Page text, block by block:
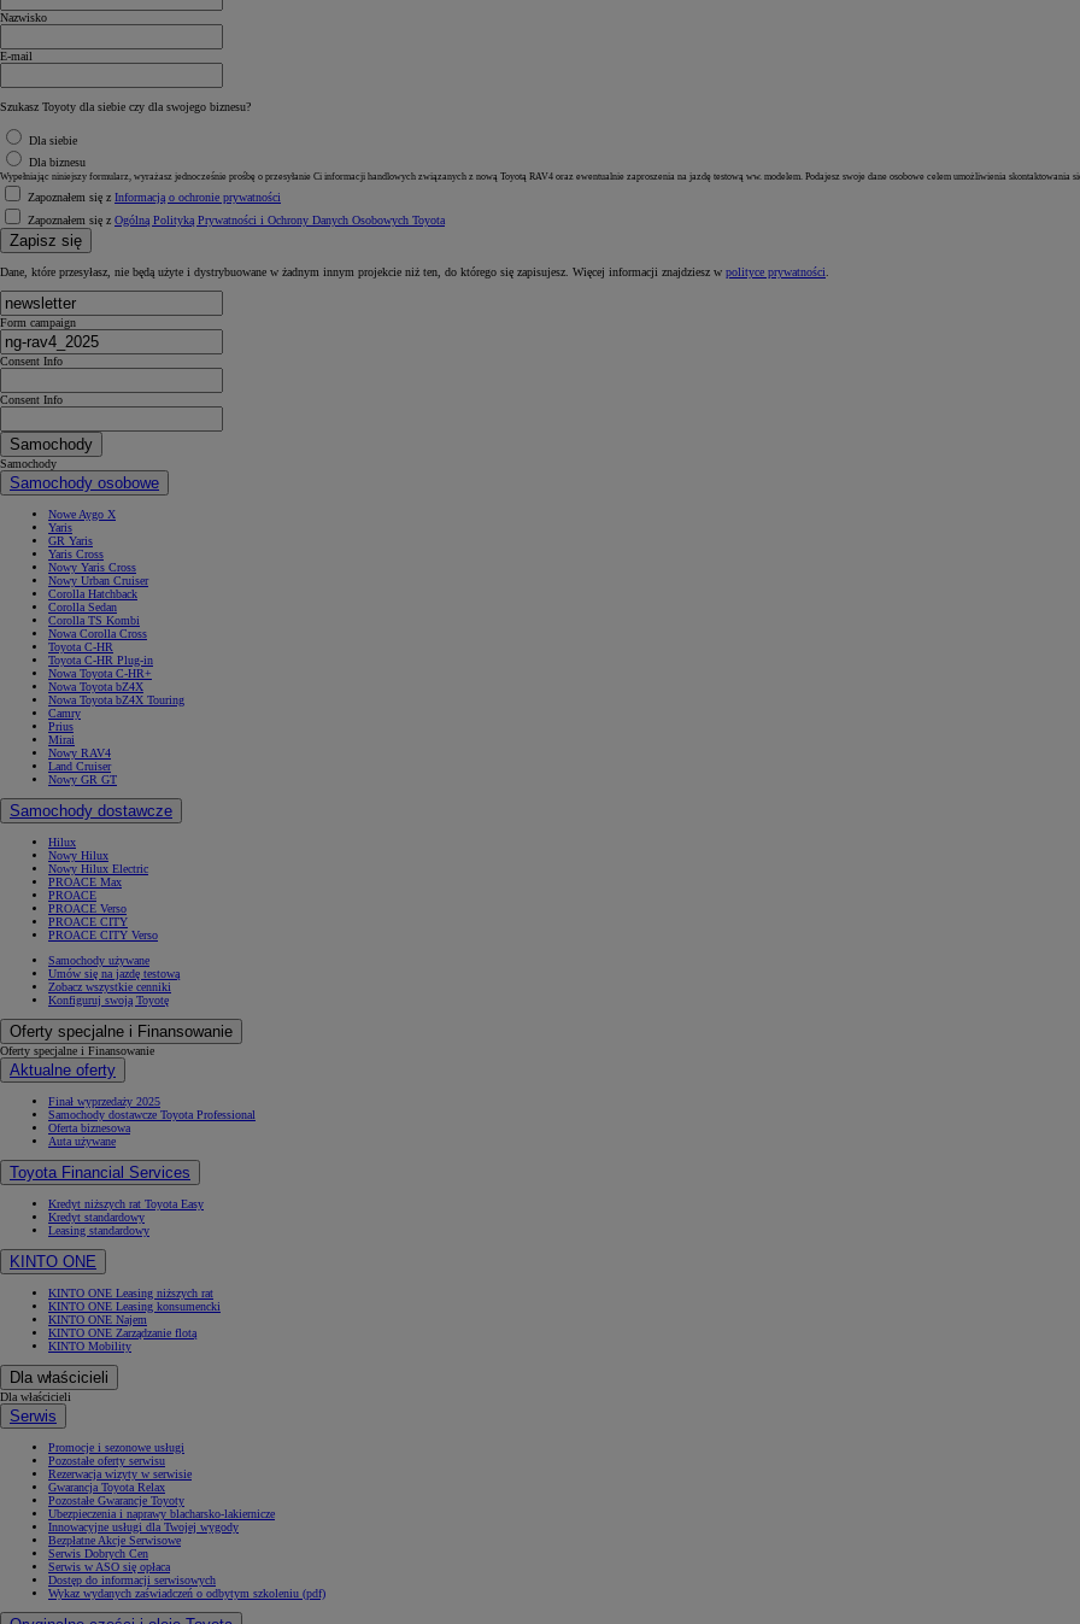
Nazwisko
E-mail
Szukasz Toyoty dla siebie czy dla swojego biznesu?
Dla siebie
Dla biznesu
Wypełniając niniejszy formularz, wyrażasz jednocześnie prośbę o przesyłanie Ci informacji handlowych związanych z nową Toyotą RAV4 oraz ewentualnie zaproszenia na jazdę testową ww. modelem. Podajesz swoje dane osobowe celem umożliwienia
Zapoznałem się z Informacją o ochronie prywatności
Zapoznałem się z Ogólną Polityką Prywatności i Ochrony Danych Osobowych Toyota
Zapisz się
Dane, które przesyłasz, nie będą użyte i dystrybuowane w żadnym innym projekcie niż ten, do którego się zapisujesz. Więcej informacji znajdziesz w polityce prywatności
Form campaign
Consent Info
Consent Info
Samochody
Samochody
Samochody osobowe
Nowe Aygo X
Yaris
GR Yaris
Yaris Cross
Nowy Yaris Cross
Nowy Urban Cruiser
Corolla Hatchback
Corolla Sedan
Corolla TS Kombi
Nowa Corolla Cross
Toyota C-HR
Toyota C-HR Plug-in
Nowa Toyota C-HR+
Nowa Toyota bZ4X
Nowa Toyota bZ4X Touring
Camry
Prius
Mirai
Nowy RAV4
Land Cruiser
Nowy GR GT
Samochody dostawcze
Hilux
Nowy Hilux
Nowy Hilux Electric
PROACE Max
PROACE
PROACE Verso
PROACE CITY
PROACE CITY Verso
Samochody używane
Umów się na jazdę testową
Zobacz wszystkie cenniki
Konfiguruj swoją Toyotę
Oferty specjalne i Finansowanie
Oferty specjalne i Finansowanie
Aktualne oferty
Finał wyprzedaży 2025
Samochody dostawcze Toyota Professional
Oferta biznesowa
Auta używane
Toyota Financial Services
Kredyt niższych rat Toyota Easy
Kredyt standardowy
Leasing standardowy
KINTO ONE
KINTO ONE Leasing niższych rat
KINTO ONE Leasing konsumencki
KINTO ONE Najem
KINTO ONE Zarządzanie flotą
KINTO Mobility
Dla właścicieli
Dla właścicieli
Serwis
Promocje i sezonowe usługi
Pozostałe oferty serwisu
Rezerwacja wizyty w serwisie
Gwarancja Toyota Relax
Pozostałe Gwarancje Toyoty
Ubezpieczenia i naprawy blacharsko-lakiernicze
Innowacyjne usługi dla Twojej wygody
Bezpłatne Akcje Serwisowe
Serwis Dobrych Cen
Serwis w ASO się opłaca
Dostęp do informacji serwisowych
Wykaz wydanych zaświadczeń o odbytym szkoleniu (pdf)